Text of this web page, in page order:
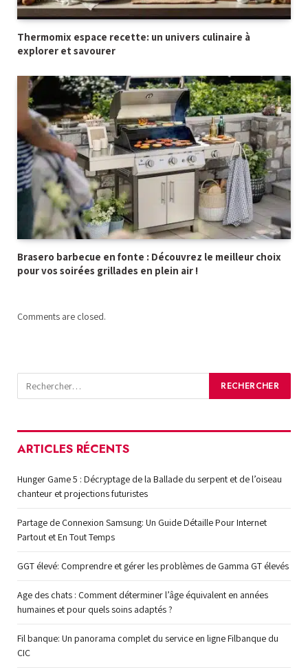
Thermomix espace recette: un univers culinaire à
explorer et savourer
Brasero barbecue en fonte : Découvrez le meilleur choix
pour vos soirées grillades en plein air !
Comments are closed.
ARTICLES RÉCENTS
Hunger Game 5 : Décryptage de la Ballade du serpent et de l’oiseau
chanteur et projections futuristes
Partage de Connexion Samsung: Un Guide Détaille Pour Internet
Partout et En Tout Temps
GGT élevé: Comprendre et gérer les problèmes de Gamma GT élevés
Age des chats : Comment déterminer l’âge équivalent en années
humaines et pour quels soins adaptés ?
Fil banque: Un panorama complet du service en ligne Filbanque du
CIC